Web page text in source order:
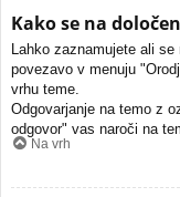
Kako se na
Lahko zaznamujete ali
povezavo v menuju
vrhu teme.
Odgovarjanje na temo z
odgovor" vas naroči na
Na vrh